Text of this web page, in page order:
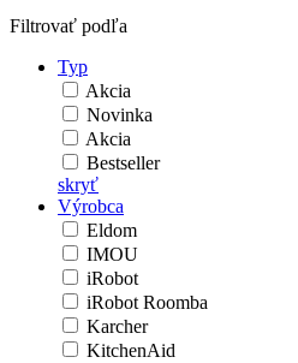
Filtrovať podľa
Typ
Akcia
Novinka
Akcia
Bestseller
skryť
Výrobca
Eldom
IMOU
iRobot
iRobot Roomba
Karcher
KitchenAid